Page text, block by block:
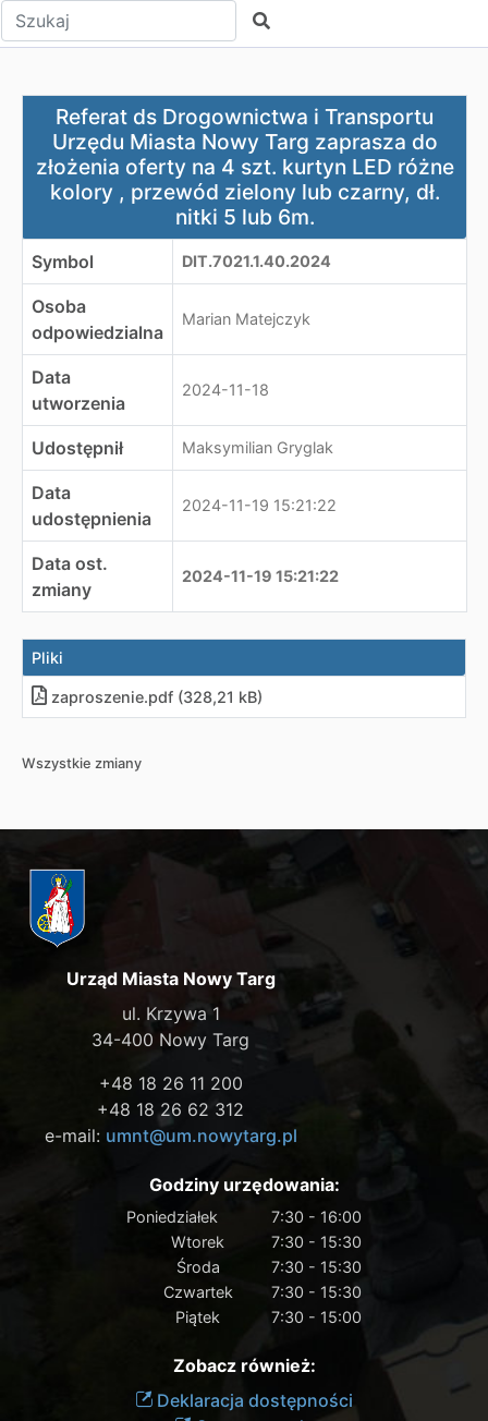
Wpisz tekst do wyszukania Szukaj
Referat ds Drogownictwa i Transportu Urzędu Miasta
Referat ds Drogownictwa i Transportu
Urzędu Miasta Nowy Targ zaprasza do
złożenia oferty na 4 szt. kurtyn LED różne
kolory , przewód zielony lub czarny, dł.
nitki 5 lub 6m.
Symbol DIT.7021.1.40.2024
Osoba
odpowiedzialna
Marian Matejczyk
Data
utworzenia
2024-11-18
Udostępnił Maksymilian Gryglak
Data
udostępnienia
2024-11-19 15:21:22
Data ost.
zmiany
2024-11-19 15:21:22
Pliki
zaproszenie.pdf (328,21 kB)
Wszystkie zmiany
Urząd Miasta Nowy Targ
ul. Krzywa 1
34-400 Nowy Targ
+48 18 26 11 200
+48 18 26 62 312
e-mail: umnt@um.nowytarg.pl
Godziny urzędowania:
Poniedziałek
7:30 - 16:00
Wtorek
7:30 - 15:30
Środa
7:30 - 15:30
Czwartek
7:30 - 15:30
Piątek
7:30 - 15:00
Zobacz również:
Deklaracja dostępności